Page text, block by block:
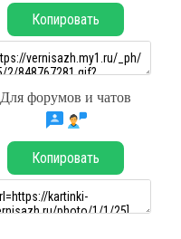
Копировать
Для форумов и чатов
Копировать